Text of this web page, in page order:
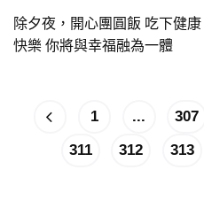
除夕夜，開心團圓飯 吃下健
快樂 你將與幸福融為一體
1 ... 307
311
312 313